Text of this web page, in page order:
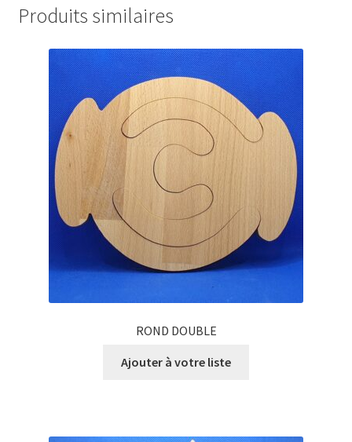
Produits similaires
ROND DOUBLE
Ajouter à votre liste